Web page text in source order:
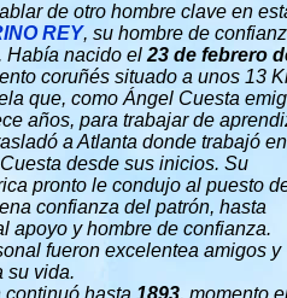
de otro hombre clave en
REY, su hombre de
Había nacido el 23 de febrero
coruñés situado a unos 13
que, como Ángel Cuesta
años, para trabajar de
a Atlanta donde trabajó
desde sus inicios. Su
pronto le condujo al puesto
confianza del patrón, hasta
apoyo y hombre de confianza.
fueron excelentea amigos y
su vida.
hasta 1893, momento